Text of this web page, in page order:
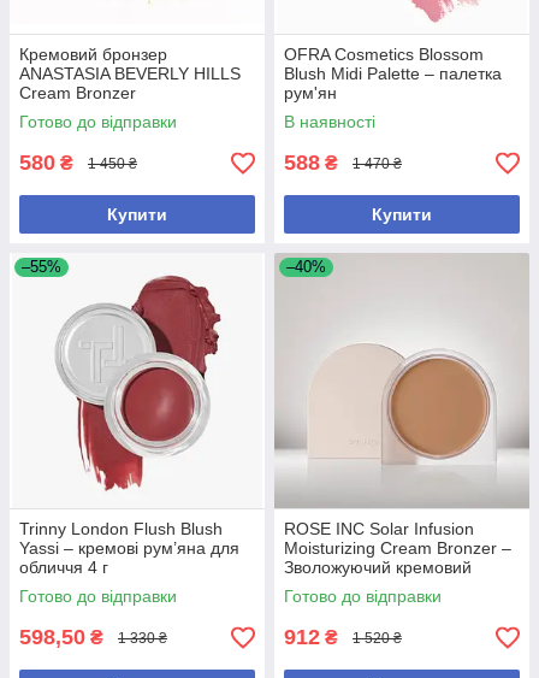
Кремовий бронзер
ANASTASIA BEVERLY HILLS
Cream Bronzer
Готово до відправки
580 ₴ 1 450 ₴
Купити
OFRA Cosmetics Blossom
Blush Midi Palette – палетка
рум'ян
В наявності
588 ₴ 1 470 ₴
Купити
–55%
Trinny London Flush Blush
Yassi – кремові рум’яна для
обличчя 4 г
Готово до відправки
598,50 ₴ 1 330 ₴
–40%
ROSE INC Solar Infusion
Moisturizing Cream Bronzer –
Зволожуючий кремовий
бронзер, відтінок Parrot Cay
Готово до відправки
912 ₴ 1 520 ₴